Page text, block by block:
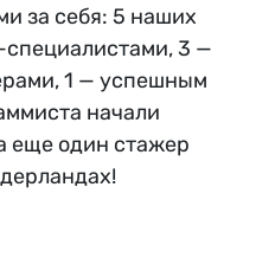
за себя: 5 наших
специалистами, 3 —
1 — успешным
начали
еще один стажер